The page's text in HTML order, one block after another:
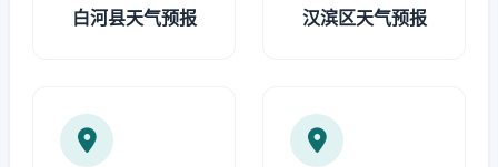
白河县天气预报 汉滨区天气预报